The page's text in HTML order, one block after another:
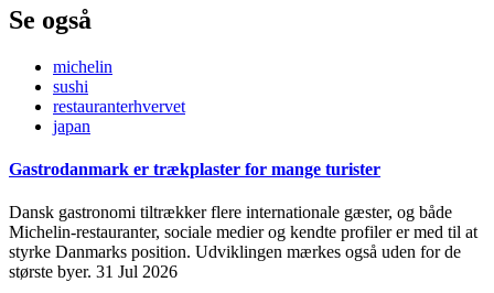
Se også
michelin
sushi
restauranterhvervet
japan
Gastrodanmark er trækplaster for mange turister
Dansk gastronomi tiltrækker flere internationale gæster, og både
Michelin-restauranter, sociale medier og kendte profiler er med til at
styrke Danmarks position. Udviklingen mærkes også uden for de
største byer. 31 Jul 2026